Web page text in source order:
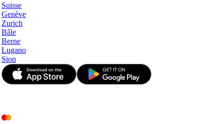
Suisse
Genève
Zurich
Bâle
Berne
Lugano
Sion